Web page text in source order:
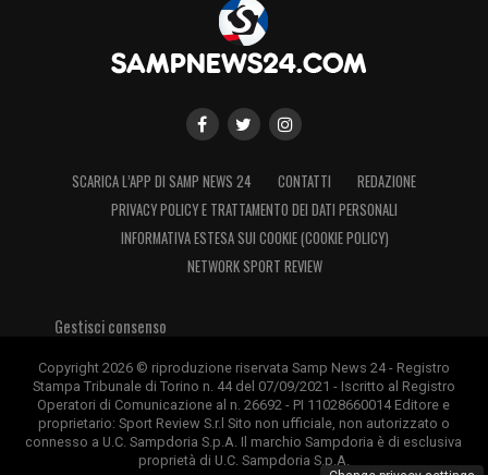
SCARICA L’APP DI SAMP NEWS 24 CONTATTI
REDAZIONE
PRIVACY POLICY E TRATTAMENTO DEI DATI PERSONALI
INFORMATIVA ESTESA SUI COOKIE (COOKIE POLICY)
NETWORK SPORT REVIEW
Gestisci consenso
Copyright 2026 © riproduzione riservata Samp News 24 - Registro
Stampa Tribunale di Torino n. 44 del 07/09/2021 - Iscritto al Registro
Operatori di Comunicazione al n. 26692 - PI 11028660014 Editore e
proprietario: Sport Review S.r.l Sito non ufficiale, non autorizzato o
connesso a U.C. Sampdoria S.p.A. Il marchio Sampdoria è di esclusiva
proprietà di U.C. Sampdoria S.p.A.